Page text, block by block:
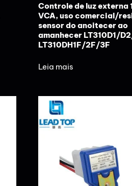
Controle de luz externa
VCA, uso comercial/
sensor do anoitecer ao
amanhecer LT310D1/
LT310DH1F/2F/3F
Leia mais